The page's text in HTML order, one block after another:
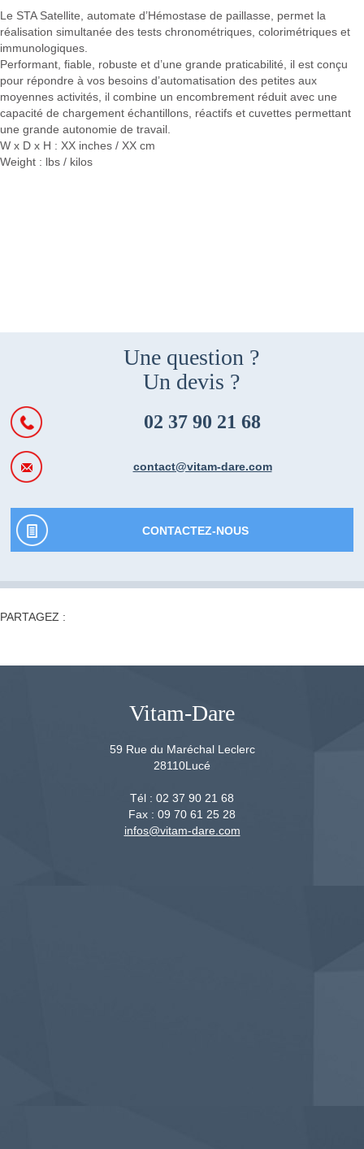
Le STA Satellite, automate d’Hémostase de paillasse, permet la
réalisation simultanée des tests chronométriques, colorimétriques et
immunologiques.
Performant, fiable, robuste et d’une grande praticabilité, il est conçu
pour répondre à vos besoins d’automatisation des petites aux
moyennes activités, il combine un encombrement réduit avec une
capacité de chargement échantillons, réactifs et cuvettes permettant
une grande autonomie de travail.
W x D x H : XX inches / XX cm
Weight : lbs / kilos
Une question ?
Un devis ?
02 37 90 21 68
contact@vitam-dare.com
CONTACTEZ-NOUS
PARTAGEZ :
Vitam-Dare
59 Rue du Maréchal Leclerc
28110Lucé
Tél : 02 37 90 21 68
Fax : 09 70 61 25 28
infos@vitam-dare.com